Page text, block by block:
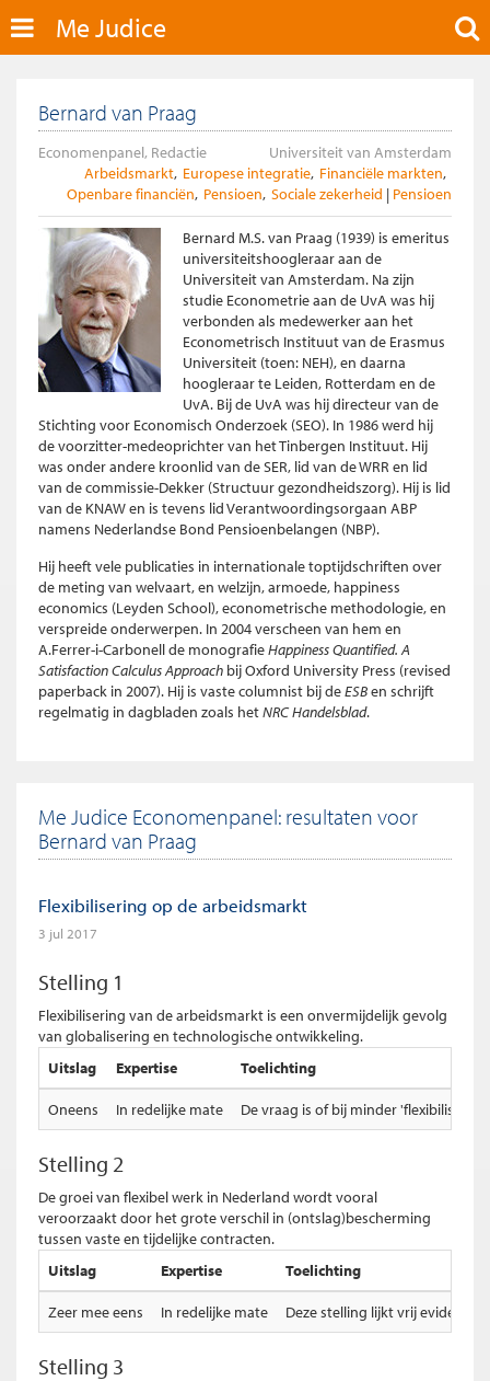
Me Judice
Bernard van Praag
Economenpanel, Redactie
Universiteit van Amsterdam
Arbeidsmarkt Europese integratie Financiële markten
Openbare financiën Pensioen Sociale zekerheid Pensioen
Bernard M.S. van Praag (1939) is emeritus
universiteitshoogleraar aan de
Universiteit van Amsterdam. Na zijn
studie Econometrie aan de UvA was hij
verbonden als medewerker aan het
Econometrisch Instituut van de Erasmus
Universiteit (toen: NEH), en daarna
hoogleraar te Leiden, Rotterdam en de
UvA. Bij de UvA was hij directeur van de
Stichting voor Economisch Onderzoek (SEO). In 1986 werd hij
de voorzitter-medeoprichter van het Tinbergen Instituut. Hij
was onder andere kroonlid van de SER, lid van de WRR en lid
van de commissie-Dekker (Structuur gezondheidszorg). Hij is lid
van de KNAW en is tevens lid Verantwoordingsorgaan ABP
namens Nederlandse Bond Pensioenbelangen (NBP).
Hij heeft vele publicaties in internationale toptijdschriften over
de meting van welvaart, en welzijn, armoede, happiness
economics (Leyden School), econometrische methodologie, en
verspreide onderwerpen. In 2004 verscheen van hem en
A.Ferrer-i-Carbonell de monografieHappiness Quantified. A
Satisfaction Calculus Approach bij Oxford University Press (revised
paperback in 2007). Hij is vaste columnist bij deESBen schrijft
regelmatig in dagbladen zoals hetNRC Handelsblad.
Me Judice Economenpanel: resultaten voor
Bernard van Praag
Flexibilisering op de arbeidsmarkt
3 jul 2017
Stelling 1
Flexibilisering van de arbeidsmarkt is een onvermijdelijk gevolg
van globalisering en technologische ontwikkeling.
Uitslag
Expertise Toelichting
Oneens In redelijke mate De vraag is of bij minder
Stelling 2
De groei van flexibel werk in Nederland wordt vooral
veroorzaakt door het grote verschil in (ontslag)bescherming
tussen vaste en tijdelijke contracten.
Uitslag
Expertise Toelichting
Zeer mee eens In redelijke mate Deze stelling lijkt vrij evident.
Stelling 3